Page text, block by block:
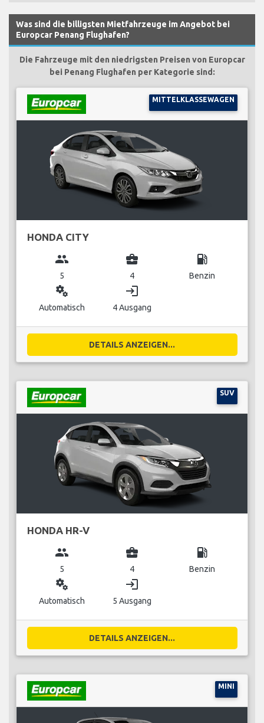
Was sind die billigsten Mietfahrzeuge im Angebot bei
Europcar Penang Flughafen?
Die Fahrzeuge mit den niedrigsten Preisen von Europcar
bei Penang Flughafen per Kategorie sind:
MITTELKLASSEWAGEN
HONDA CITY
group
5
business_center
4
local_gas_station
Benzin
miscellaneous_services
Automatisch
login
4 Ausgang
DETAILS ANZEIGEN...
SUV
HONDA HR-V
group
5
business_center
4
local_gas_station
Benzin
miscellaneous_services
Automatisch
login
5 Ausgang
DETAILS ANZEIGEN...
MINI